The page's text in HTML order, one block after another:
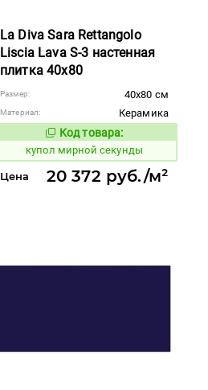
La Diva Sara Rettangolo
Liscia Lava S-3 настенная
плитка 40x80
Размер: 40x80 см
Материал:
Керамика
Код товара:
850962 Код товара:
купол мирной секунды
Цена 20 372 руб./м²